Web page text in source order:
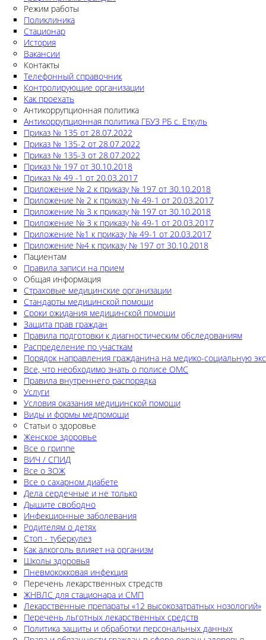
Режим работы
Поликлиника
Стационар
История
Вакансии
Контакты
Телефонный справочник
Контролирующие организации
Как проехать
Антикоррупционная политика
Антикоррупционная политика ГБУЗ РБ с. Еткуль
Приказ № 135 от 28.07.2022
Приказ № 135-2 от 28.07.2022
Приказ № 135-3 от 28.07.2022
Приказ № 197 от 30.10.2018
Приказ № 49 -1 от 20.03.2017
Приложение № 2 к приказу № 197 от 30.10.2018
Приложение № 2 к приказу № 49-1 от 20.03.2017
Приложение № 3 к приказу № 197 от 30.10.2018
Приложение № 3 к приказу № 49-1 от 20.03.2017
Приложение №1 к приказу № 49-1 от 20.03.2017
Приложение №4 к приказу № 197 от 30.10.2018
Пациентам
Правила записи на прием
Общая информация
Страховые медицинские организации
Стандарты медицинской помощи
Сроки ожидания медицинской помощи
Защита прав граждан
Правила подготовки к диагностическим обследованиям
Распределение по участкам
Порядок направления гражданина на медико-социальную
Все, что необходимо знать о полисе ОМС
Правила внутреннего распорядка
Услуги
Условия оказания медицинской помощи
Виды и формы медпомощи
Статьи о здоровье
Женское здоровье
Все о гриппе
ВИЧ / СПИД
Все о ЗОЖ
Все о сахарном диабете
Дела сердечные и не только
Дышите свободно
Инфекционные заболевания
Родителям о детях
Стоп - туберкулез
Как алкоголь влияет на организм
Школы здоровья
Пневмококковая инфекция
Перечень лекарственных стредств
ЖНВЛС для стационара и СМП
Лекарственные препараты «12 высокозатратных нозологий»
Перечень льготных лекарственных средств
Политика защиты и обработки персональных данных